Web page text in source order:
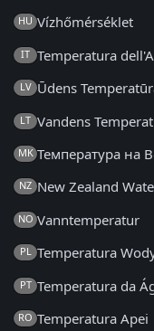
HU Vízhőmérséklet
IT Temperatura
LV Ūdens
LT Vandens
MK Температура на
NZ New Zealand
NO Vanntemperatur
PL Temperatura
PT Temperatura da
RO Temperatura Apei